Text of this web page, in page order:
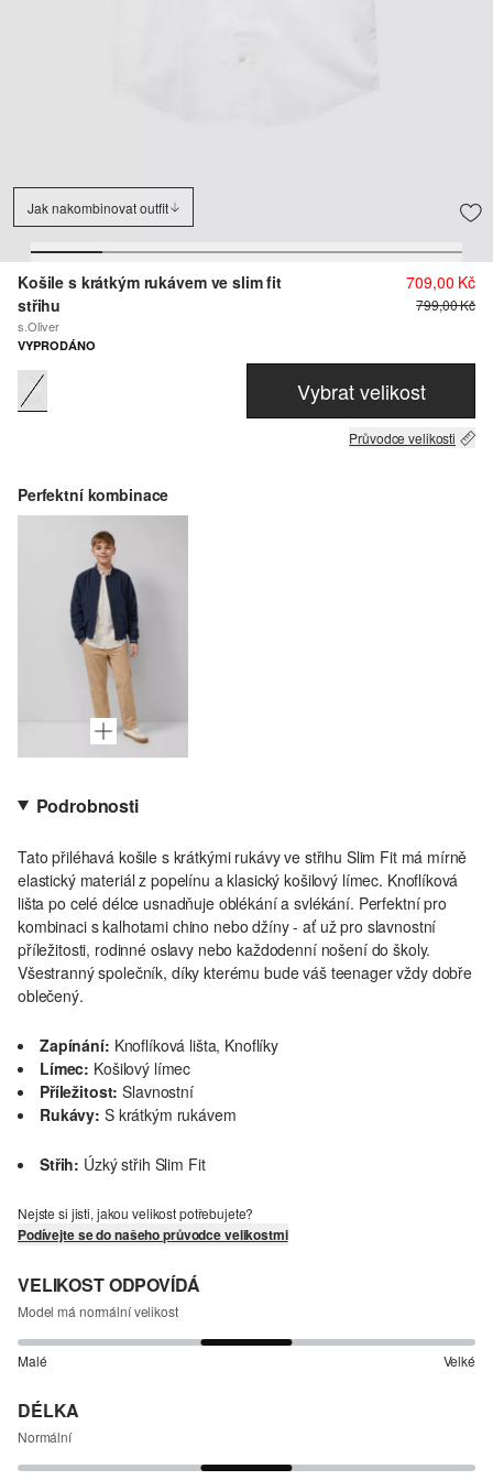
Jak nakombinovat outfit
Košile s krátkým rukávem ve slim fit
střihu
s.Oliver
709,00 Kč
799,00 Kč
VYPRODÁNO
Vybrat velikost
Průvodce velikosti
Perfektní kombinace
Podrobnosti
Tato přiléhavá košile s krátkými rukávy ve střihu Slim Fit má mírně
elastický materiál z popelínu a klasický košilový límec. Knoflíková
lišta po celé délce usnadňuje oblékání a svlékání. Perfektní pro
kombinaci s kalhotami chino nebo džíny - ať už pro slavnostní
příležitosti, rodinné oslavy nebo každodenní nošení do školy.
Všestranný společník, díky kterému bude váš teenager vždy dobře
oblečený.
Zapínání: Knoflíková lišta, Knoflíky
Límec: Košilový límec
Příležitost: Slavnostní
Rukávy: S krátkým rukávem
Střih: Úzký střih Slim Fit
Nejste si jisti, jakou velikost potřebujete?
Podívejte se do našeho průvodce velikostmi
VELIKOST ODPOVÍDÁ
Model má normální velikost
Malé Velké
DÉLKA
Normální